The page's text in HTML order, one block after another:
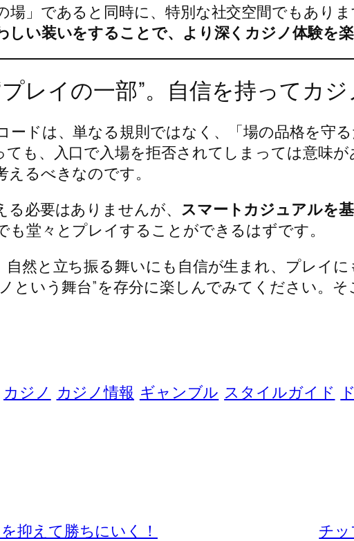
」であると同時に、特別な社交空間でもありま
しい装いをすることで、より深くカジノ体験を
レイの一部”。自信を持ってカ
ードは、単なる規則ではなく、「場の品格を守
ても、入口で入場を拒否されてしまっては意味
るべきなのです。
必要はありませんが、 スマートカジュアルを
堂々とプレイすることができるはずです。
自然と立ち振る舞いにも自信が生まれ、プレイ
という舞台”を存分に楽しんでみてください。
カジノ カジノ情報 ギャンブル スタイルガイド
抑えて勝ちにいく！ チ